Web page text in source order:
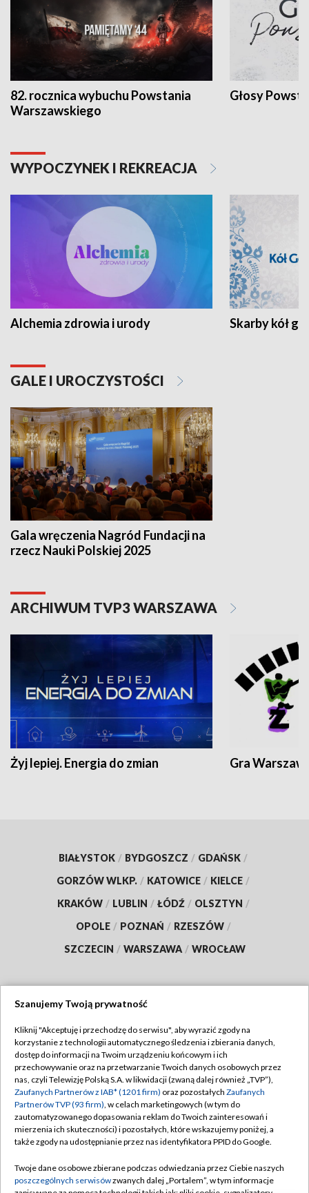
82. rocznica wybuchu Powstania
Warszawskiego
Głosy
WYPOCZYNEK I REKREACJA
Alchemia zdrowia i urody Skarby kół
GALE I UROCZYSTOŚCI
Gala wręczenia Nagród Fundacji na
rzecz Nauki Polskiej 2025
ARCHIWUM TVP3 WARSZAWA
Żyj lepiej. Energia do zmian Gra
BIAŁYSTOK / BYDGOSZCZ / GDAŃSK /
GORZÓW WLKP. / KATOWICE / KIELCE /
KRAKÓW / LUBLIN / ŁÓDŹ / OLSZTYN /
OPOLE / POZNAŃ / RZESZÓW /
SZCZECIN / WARSZAWA / WROCŁAW
TVP
Abonament TVP
Emisja w TVP
Centrum informacji TVP
Naziemna Telewizja Cyfrowa
Rada Programowa
Regulamin TVP
Polityka prywatności
Moje zgody
Pomoc
Kontakt
Szanujemy Twoją prywatność
Kliknij "Akceptuję i przechodzę do serwisu", aby wyrazić zgody na
korzystanie z technologii automatycznego śledzenia i zbierania danych,
dostęp do informacji na Twoim urządzeniu końcowym i ich
przechowywanie oraz na przetwarzanie Twoich danych osobowych przez
nas, czyli Telewizję Polską S.A. w likwidacji (zwaną dalej również „TVP”),
Zaufanych Partnerów z IAB* (1201 firm) oraz pozostałych Zaufanych
Partnerów TVP (93 firm), w celach marketingowych (w tym do
zautomatyzowanego dopasowania reklam do Twoich zainteresowań i
mierzenia ich skuteczności) i pozostałych, które wskazujemy poniżej, a
także zgody na udostępnianie przez nas identyfikatora PPID do Google.
Twoje dane osobowe zbierane podczas odwiedzania przez Ciebie naszych
poszczególnych serwisówzwanych dalej „Portalem”, w tym informacje